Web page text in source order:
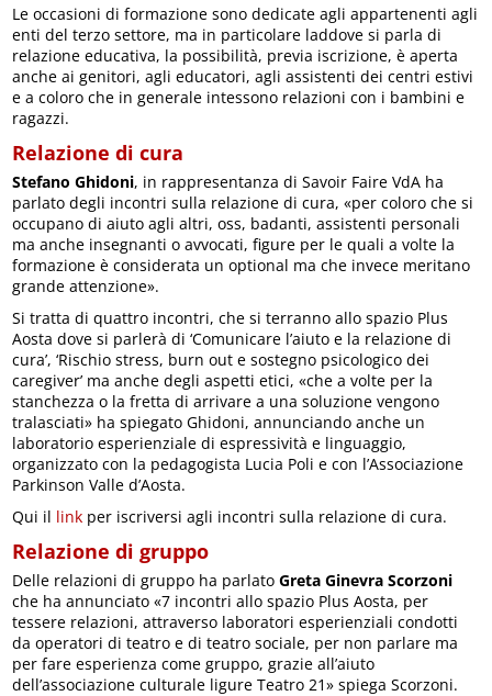
Le occasioni di formazione sono dedicate agli appartenenti agli
enti del terzo settore, ma in particolare laddove si parla di
relazione educativa, la possibilità, previa iscrizione, è aperta
anche ai genitori, agli educatori, agli assistenti dei centri estivi
e a coloro che in generale intessono relazioni con i bambini e
ragazzi.
Relazione di cura
Stefano Ghidoni, in rappresentanza di Savoir Faire VdA ha
parlato degli incontri sulla relazione di cura, «per coloro che si
occupano di aiuto agli altri, oss, badanti, assistenti personali
ma anche insegnanti o avvocati, figure per le quali a volte la
formazione è considerata un optional ma che invece meritano
grande attenzione».
Si tratta di quattro incontri, che si terranno allo spazio Plus
Aosta dove si parlerà di ‘Comunicare l’aiuto e la relazione di
cura’, ‘Rischio stress, burn out e sostegno psicologico dei
caregiver’ ma anche degli aspetti etici, «che a volte per la
stanchezza o la fretta di arrivare a una soluzione vengono
tralasciati» ha spiegato Ghidoni, annunciando anche un
laboratorio esperienziale di espressività e linguaggio,
organizzato con la pedagogista Lucia Poli e con l’Associazione
Parkinson Valle d’Aosta.
Qui il link per iscriversi agli incontri sulla relazione di cura.
Relazione di gruppo
Delle relazioni di gruppo ha parlato Greta Ginevra Scorzoni
che ha annunciato «7 incontri allo spazio Plus Aosta, per
tessere relazioni, attraverso laboratori esperienziali condotti
da operatori di teatro e di teatro sociale, per non parlare ma
per fare esperienza come gruppo, grazie all’aiuto
dell’associazione culturale ligure Teatro 21» spiega Scorzoni.